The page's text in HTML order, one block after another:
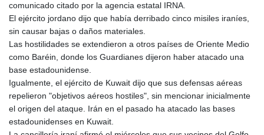
IDR
20682.294394
ILS 3.477385
IMP 0.857848
INR 109.932764
1510.627108
IRR
1587694.361999
comunicado citado por la agencia estatal IRNA.
El ejército jordano dijo que había derribado cinco misiles iraníes,
sin causar bajas o daños materiales.
Las hostilidades se extendieron a otros países de Oriente Medio
como Baréin, donde los Guardianes dijeron haber atacado una
base estadounidense.
Igualmente, el ejército de Kuwait dijo que sus defensas aéreas
repelieron "objetivos aéreos hostiles", sin mencionar inicialmente
el origen del ataque. Irán en el pasado ha atacado las bases
estadounidenses en Kuwait.